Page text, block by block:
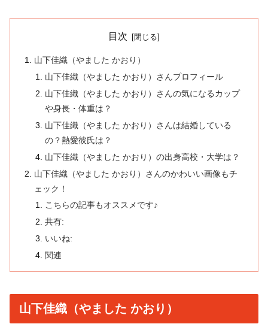
目次
山下佳織（やました かおり）
山下佳織（やました かおり）さんプロフィール
山下佳織（やました かおり）さんの気になるカップ
や身長・体重は？
山下佳織（やました かおり）さんは結婚している
の？熱愛彼氏は？
山下佳織（やました かおり）の出身高校・大学は？
山下佳織（やました かおり）さんのかわいい画像もチ
ェック！
こちらの記事もオススメです♪
共有:
いいね:
関連
山下佳織（やました かおり）